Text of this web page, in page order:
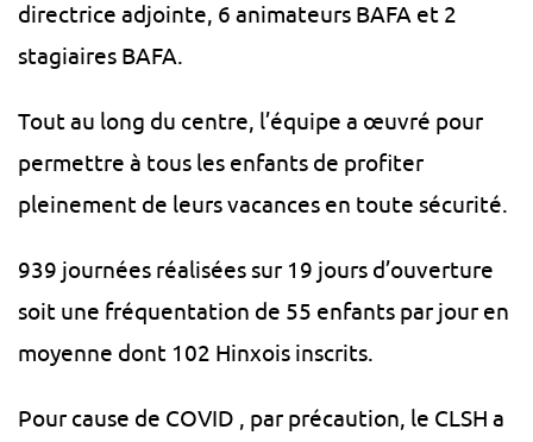
directrice adjointe, 6 animateurs BAFA et 2
stagiaires BAFA.
Tout au long du centre, l’équipe a œuvré pour
permettre à tous les enfants de profiter
pleinement de leurs vacances en toute sécurité.
939 journées réalisées sur 19 jours d’ouverture
soit une fréquentation de 55 enfants par jour en
moyenne dont 102 Hinxois inscrits.
Pour cause de COVID , par précaution, le CLSH a